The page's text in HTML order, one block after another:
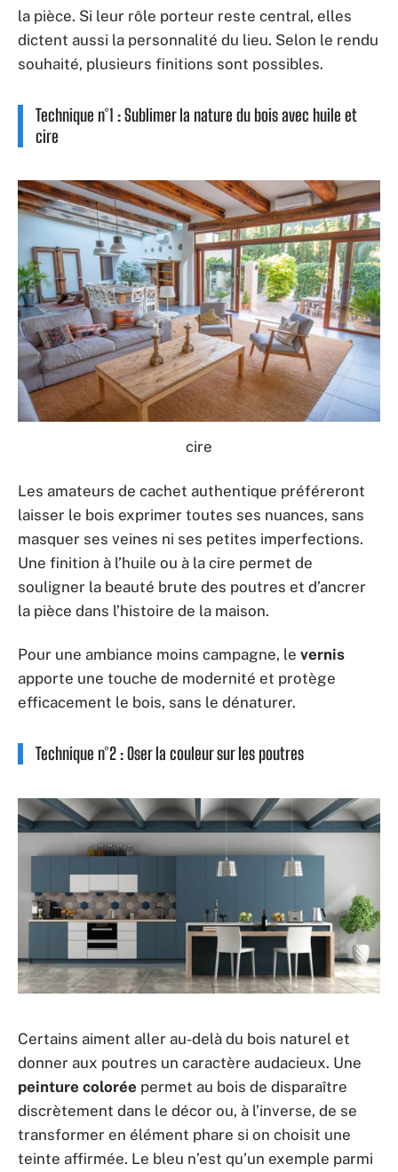
la pièce. Si leur rôle porteur reste central, elles
dictent aussi la personnalité du lieu. Selon le rendu
souhaité, plusieurs finitions sont possibles.
Technique n°1 : Sublimer la nature du bois avec huile et
cire
cire
Les amateurs de cachet authentique préféreront
laisser le bois exprimer toutes ses nuances, sans
masquer ses veines ni ses petites imperfections.
Une finition à l’huile ou à la cire permet de
souligner la beauté brute des poutres et d’ancrer
la pièce dans l’histoire de la maison.
Pour une ambiance moins campagne, le vernis
apporte une touche de modernité et protège
efficacement le bois, sans le dénaturer.
Technique n°2 : Oser la couleur sur les poutres
Certains aiment aller au-delà du bois naturel et
donner aux poutres un caractère audacieux. Une
peinture colorée permet au bois de disparaître
discrètement dans le décor ou, à l’inverse, de se
transformer en élément phare si on choisit une
teinte affirmée. Le bleu n’est qu’un exemple parmi